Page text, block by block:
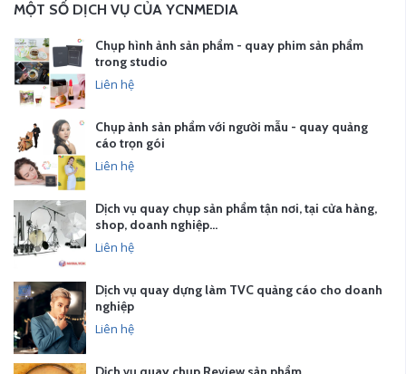
MỘT SỐ DỊCH VỤ CỦA YCNMEDIA
Chụp hình ảnh sản phẩm - quay phim sản phẩm
trong studio
Liên hệ
Chụp ảnh sản phẩm với người mẫu - quay quảng
cáo trọn gói
Liên hệ
Dịch vụ quay chụp sản phẩm tận nơi, tại cửa hàng,
shop, doanh nghiệp…
Liên hệ
Dịch vụ quay dựng làm TVC quảng cáo cho doanh
nghiệp
Liên hệ